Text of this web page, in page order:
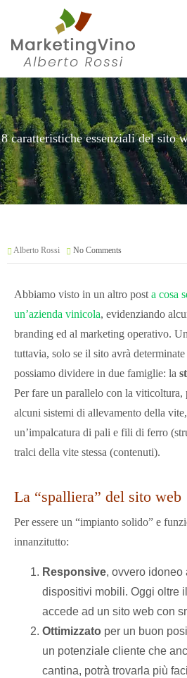
8 caratteristiche essenziali del sito
Alberto Rossi No Comments
Abbiamo visto in un altro post a cosa
un’azienda vinicola, evidenziando
branding ed al marketing operativo.
tuttavia, solo se il sito avrà
possiamo dividere in due famiglie: la
Per fare un parallelo con la viticoltura,
alcuni sistemi di allevamento della
un’impalcatura di pali e fili di ferro
tralci della vite stessa (contenuti).
La “spalliera” del sito web
Per essere un “impianto solido” e
innanzitutto:
Responsive, ovvero idoneo
dispositivi mobili. Oggi oltre
accede ad un sito web con
Ottimizzato per un buon
un potenziale cliente che
cantina, potrà trovarla più